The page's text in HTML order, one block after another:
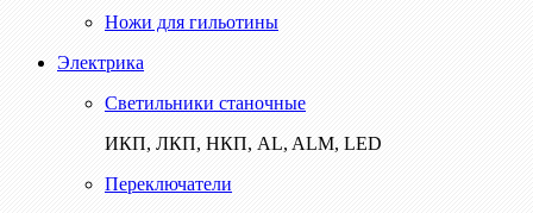
Ножи для гильотины
Электрика
Светильники станочные
ИКП, ЛКП, НКП, AL, ALM, LED
Переключатели